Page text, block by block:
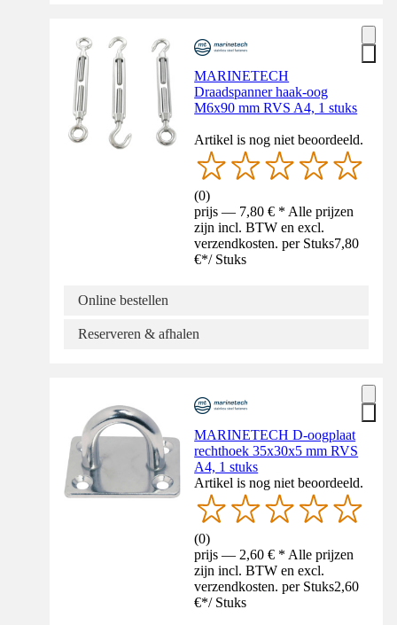
MARINETECH
Draadspanner haak-oog
M6x90 mm RVS A4, 1 stuks
Artikel is nog niet beoordeeld.
(0)
prijs — 7,80 € * Alle prijzen
zijn incl. BTW en excl.
verzendkosten. per Stuks7,80
€*/ Stuks
Online bestellen
Reserveren & afhalen
MARINETECH D-oogplaat
rechthoek 35x30x5 mm RVS
A4, 1 stuks
Artikel is nog niet beoordeeld.
(0)
prijs — 2,60 € * Alle prijzen
zijn incl. BTW en excl.
verzendkosten. per Stuks2,60
€*/ Stuks